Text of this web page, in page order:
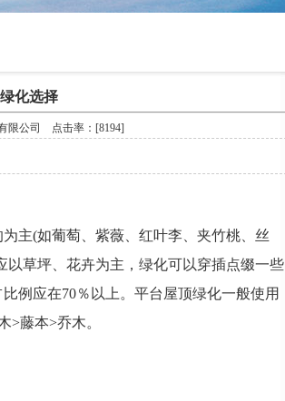
化选择
限公司 点击率：[8194]
主(如葡萄、紫薇、红叶李、夹竹桃、丝
草坪、花卉为主，绿化可以穿插点缀一些
例应在70％以上。平台屋顶绿化一般使用
>藤本>乔木。